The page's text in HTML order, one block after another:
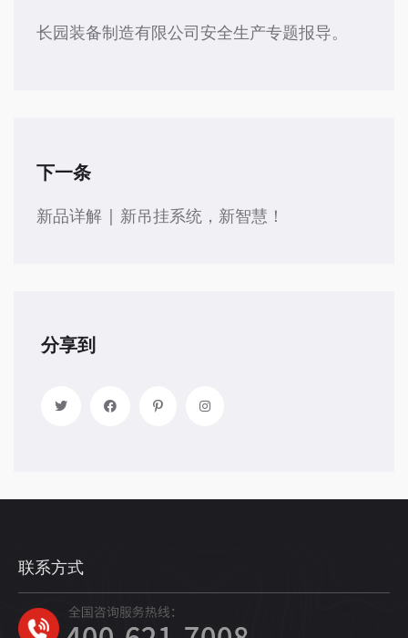
长园装备制造有限公司安全生产专题报导。
下一条
新品详解 | 新吊挂系统，新智慧！
分享到
联系方式